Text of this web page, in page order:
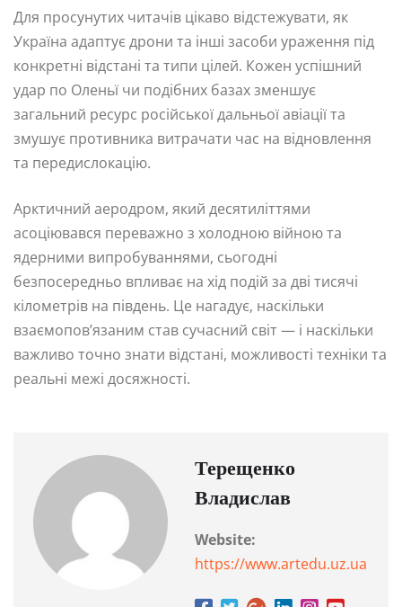
Для просунутих читачів цікаво відстежувати, як
Україна адаптує дрони та інші засоби ураження під
конкретні відстані та типи цілей. Кожен успішний
удар по Оленьї чи подібних базах зменшує
загальний ресурс російської дальньої авіації та
змушує противника витрачати час на відновлення
та передислокацію.
Арктичний аеродром, який десятиліттями
асоціювався переважно з холодною війною та
ядерними випробуваннями, сьогодні
безпосередньо впливає на хід подій за дві тисячі
кілометрів на південь. Це нагадує, наскільки
взаємопов’язаним став сучасний світ — і наскільки
важливо точно знати відстані, можливості техніки та
реальні межі досяжності.
Терещенко
Владислав
Website:
https://www.artedu.uz.ua